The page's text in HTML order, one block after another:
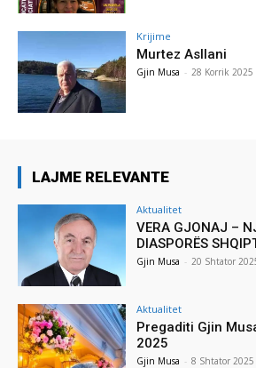
Krijime
Murtez Asllani
Gjin Musa - 28 Korrik 2025
LAJME RELEVANTE
Aktualitet
VERA GJONAJ –
DIASPORËS
Gjin Musa - 20 Shtator
Aktualitet
Pregaditi Gjin
2025
Gjin Musa - 8 Shtator 2025